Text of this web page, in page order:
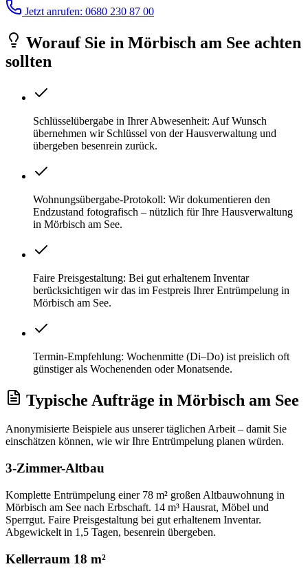
Jetzt anrufen: 0680 230 87 00
Worauf Sie in Mörbisch am See achten
sollten
Schlüsselübergabe in Ihrer Abwesenheit: Auf Wunsch
übernehmen wir Schlüssel von der Hausverwaltung und
übergeben besenrein zurück.
Wohnungsübergabe-Protokoll: Wir dokumentieren den
Endzustand fotografisch – nützlich für Ihre Hausverwaltung
in Mörbisch am See.
Faire Preisgestaltung: Bei gut erhaltenem Inventar
berücksichtigen wir das im Festpreis Ihrer Entrümpelung in
Mörbisch am See.
Termin-Empfehlung: Wochenmitte (Di–Do) ist preislich oft
günstiger als Wochenenden oder Monatsende.
Typische Aufträge in Mörbisch am See
Anonymisierte Beispiele aus unserer täglichen Arbeit – damit Sie
einschätzen können, wie wir Ihre Entrümpelung planen würden.
3-Zimmer-Altbau
Komplette Entrümpelung einer 78 m² großen Altbauwohnung in
Mörbisch am See nach Erbschaft. 14 m³ Hausrat, Möbel und
Sperrgut. Faire Preisgestaltung bei gut erhaltenem Inventar.
Abgewickelt in 1,5 Tagen, besenrein übergeben.
Kellerraum 18 m²